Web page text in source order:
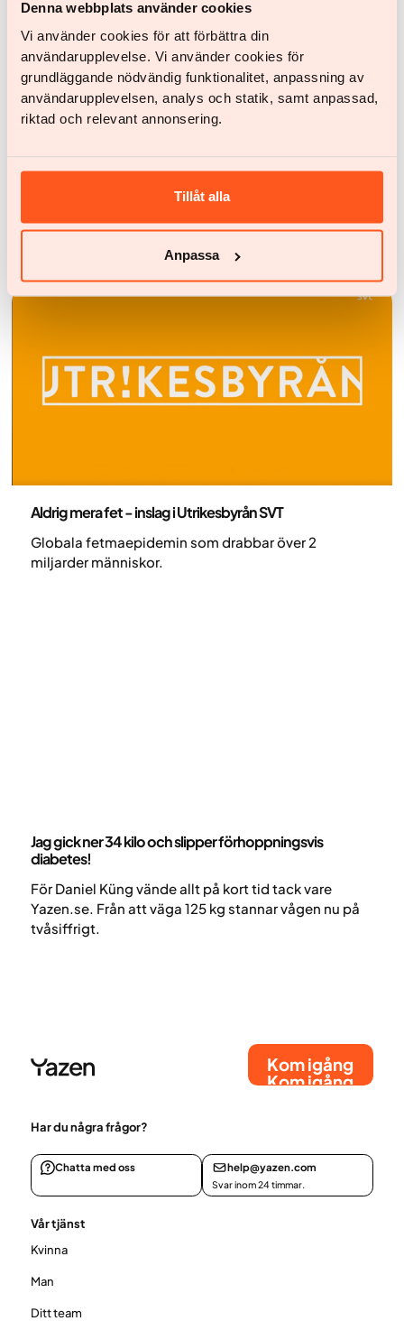
Denna webbplats använder cookies
Vi använder cookies för att förbättra din
användarupplevelse. Vi använder cookies för
grundläggande nödvändig funktionalitet, anpassning av
användarupplevelsen, analys och statik, samt anpassad,
riktad och relevant annonsering.
Tillåt alla
Anpassa
Patientberättelser - artikel
Jills väg till en bestående hälsosam vikt!
Jag har äntligen hittat något som fungerar.
Aldrig mera fet - inslag i Utrikesbyrån SVT
Globala fetmaepidemin som drabbar över 2
miljarder människor.
Jag gick ner 34 kilo och slipper förhoppningsvis
diabetes!
För Daniel Küng vände allt på kort tid tack vare
Yazen.se. Från att väga 125 kg stannar vågen nu på
tvåsiffrigt.
Kom igång
Kom igång
Har du några frågor?
Chatta med oss help@yazen.com
Svar inom 24 timmar.
Vår tjänst
Kvinna
Man
Ditt team